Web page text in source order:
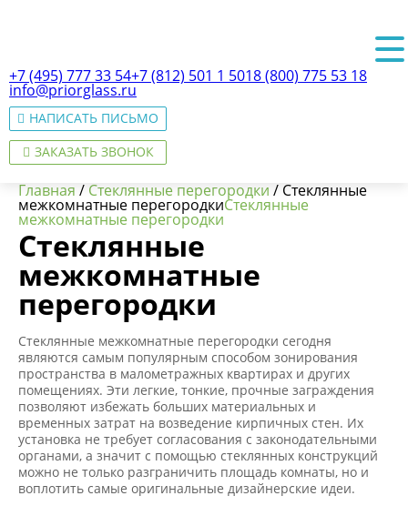
+7 (495) 777 33 54+7 (812) 501 1 5018 (800) 775 53 18
info@priorglass.ru
НАПИСАТЬ ПИСЬМО
ЗАКАЗАТЬ ЗВОНОК
О нас
Главная / Стеклянные перегородки / Стеклянные
межкомнатные перегородкиСтеклянные
межкомнатные перегородки
Стеклянные
межкомнатные
перегородки
Стеклянные межкомнатные перегородки сегодня
являются самым популярным способом зонирования
пространства в малометражных квартирах и других
помещениях. Эти легкие, тонкие, прочные заграждения
позволяют избежать больших материальных и
временных затрат на возведение кирпичных стен. Их
установка не требует согласования с законодательными
органами, а значит с помощью стеклянных конструкций
можно не только разграничить площадь комнаты, но и
воплотить самые оригинальные дизайнерские идеи.